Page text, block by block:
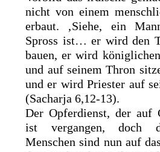
nicht von einem
erbaut. ‚Siehe, ein
Spross ist… er wird den
bauen, er wird
und auf seinem Thron
und er wird Priester auf
(Sacharja 6,12-13).
Der Opferdienst, der auf
ist vergangen, doch
Menschen sind nun auf